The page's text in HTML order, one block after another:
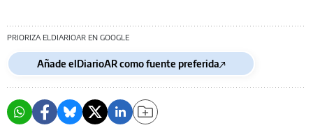
PRIORIZA ELDIARIOAR EN GOOGLE
Añade elDiarioAR como fuente preferida